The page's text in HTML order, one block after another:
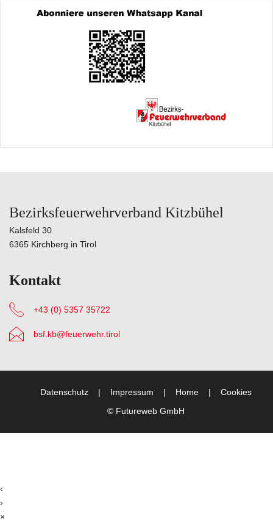
Bezirksfeuerwehrverband Kitzbühel
Kalsfeld 30
6365 Kirchberg in Tirol
Kontakt
+43 (0) 5357 35722
bsf.kb@feuerwehr.tirol
© Futureweb GmbH
Datenschutz Impressum Home Cookies
‹
›
×